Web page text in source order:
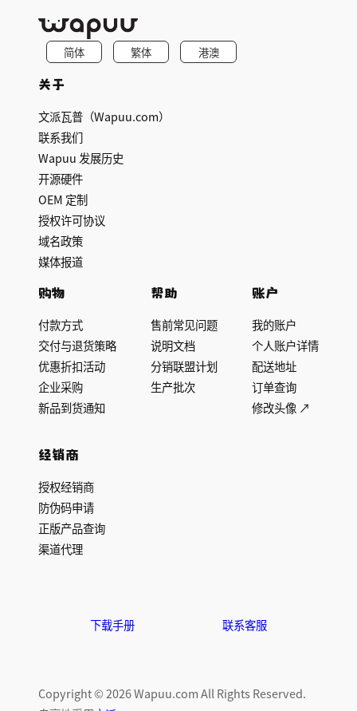
简体 繁体 港澳
关于
文派瓦普（Wapuu.com）
联系我们
Wapuu 发展历史
开源硬件
OEM 定制
授权许可协议
域名政策
媒体报道
购物
付款方式
交付与退货策略
优惠折扣活动
企业采购
新品到货通知
帮助
售前常见问题
说明文档
分销联盟计划
生产批次
账户
我的账户
个人账户详情
配送地址
订单查询
修改头像 ↗
经销商
授权经销商
防伪码申请
正版产品查询
渠道代理
下载手册 联系客服
Copyright © 2026 Wapuu.com All Rights Reserved.